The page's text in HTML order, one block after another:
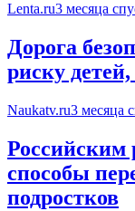
Lenta.ru3 месяца
Дорога
риску
Naukatv.ru3 месяца
Российским
способы
подростков